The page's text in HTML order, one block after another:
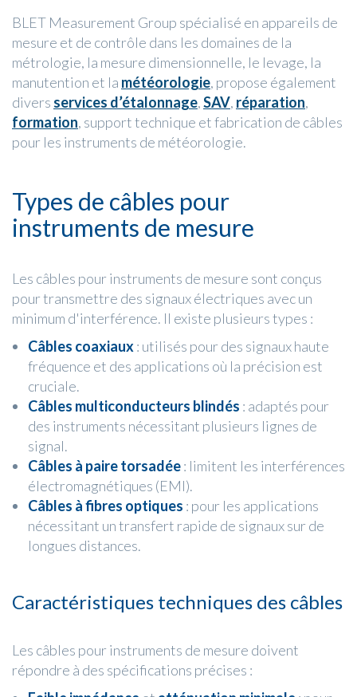
BLET Measurement Group spécialisé en appareils de
mesure et de contrôle dans les domaines de la
métrologie, la mesure dimensionnelle, le levage, la
manutention et la météorologie, propose également
divers services d’étalonnage,SAV, réparation,
formation, support technique et fabrication de câbles
pour les instruments de météorologie.
Types de câbles pour
instruments de mesure
Les câbles pour instruments de mesure sont conçus
pour transmettre des signaux électriques avec un
minimum d'interférence. Il existe plusieurs types :
Câbles coaxiaux: utilisés pour des signaux haute
fréquence et des applications où la précision est
cruciale.
Câbles multiconducteurs blindés : adaptés pour
des instruments nécessitant plusieurs lignes de
signal.
Câbles à paire torsadée: limitent les interférences
électromagnétiques (EMI).
Câbles à fibres optiques : pour les applications
nécessitant un transfert rapide de signaux sur de
longues distances.
Caractéristiques techniques des câbles
Les câbles pour instruments de mesure doivent
répondre à des spécifications précises :